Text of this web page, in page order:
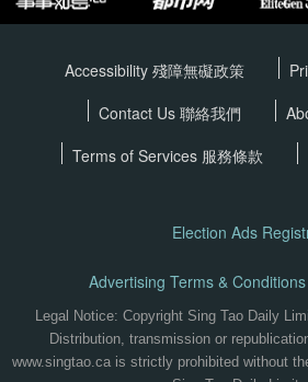
Accessibility 殘障無礙政策
Contact Us 聯絡我們
Terms of Services 服務條款
Election Ads
Advertising Terms &
Legal Notice: Copyright Sing Tao Daily
Distribution, transmission or
www.singtao.ca is strictly prohibited without